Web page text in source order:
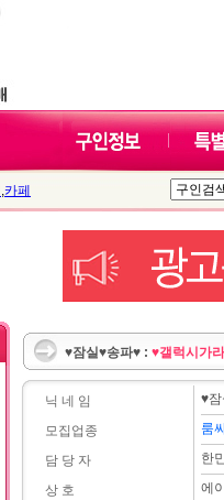
,카페
♥잠실♥송파♥ : ♥갤럭시가
닉 네 임
모집업종
담 당 자
상 호
♥
룸
한
에